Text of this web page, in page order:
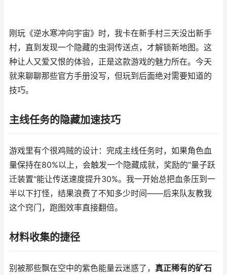
刚玩《逆水寒冲向宇宙》时，我卡在新手村三天没出新手
村，直到发现一个隐藏的虫洞传送点，才解锁新地图。这
种让人又爱又恨的体验，正是这款游戏的魅力所在。今天
就来聊聊那些官方手册没写，但玩到后面绝对需要知道的
技巧。
主线任务的隐藏加速技巧
游戏里有个很鸡贼的设计：完成主线任务时，如果角色血
量保持在80%以上，会触发一个隐藏成就，奖励的"量子跃
迁装置"能让传送速度提升30%。我一开始总把血条压到一
半以下打怪，结果浪费了不知多少时间——后来队友教我
这个窍门，跑图效率直接翻倍。
材料收集的捷径
别被那些飘在空中的紫色能量云迷惑了， 真正稀有的矿石